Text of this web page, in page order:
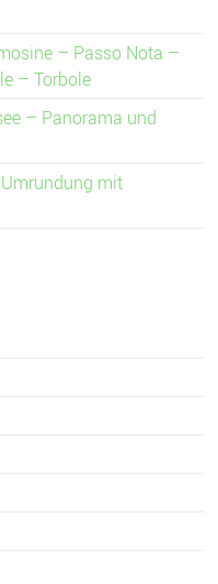
– Passo Nota –
– Torbole
– Panorama und
mit